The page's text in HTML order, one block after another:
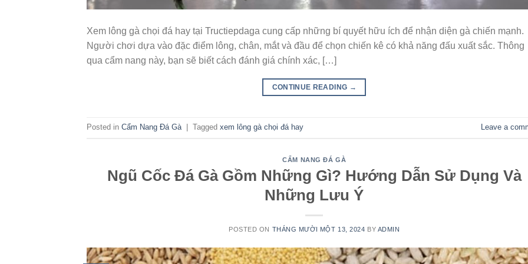
Xem lông gà chọi đá hay tại Tructiepdaga cung cấp những bí quyết hữu ích để nhận diện gà chiến mạnh.
Người chơi dựa vào đặc điểm lông, chân, mắt và đầu để chọn chiến kê có khả năng đấu xuất sắc. Thông
qua cẩm nang này, bạn sẽ biết cách đánh giá chính xác, […]
CONTINUE READING →
Posted in Cẩm Nang Đá Gà Tagged xem lông gà chọi đá hay Leave a
CẨM NANG ĐÁ GÀ
Ngũ Cốc Đá Gà Gồm Những Gì? Hướng Dẫn Sử Dụng Và
Những Lưu Ý
POSTED ON THÁNG MƯỜI MỘT 13, 2024 BY ADMIN